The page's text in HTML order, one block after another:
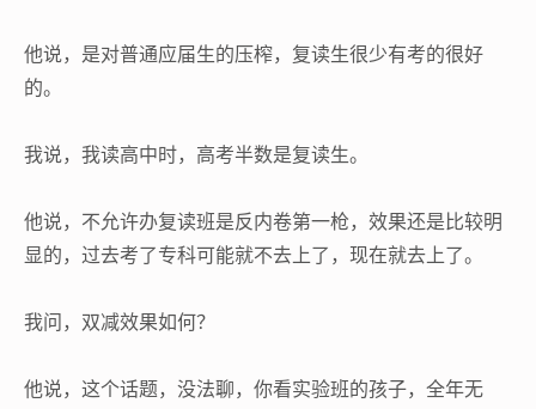
他说，是对普通应届生的压榨，复读生很少有考的很好
的。
我说，我读高中时，高考半数是复读生。
他说，不允许办复读班是反内卷第一枪，效果还是比较明
显的，过去考了专科可能就不去上了，现在就去上了。
我问，双减效果如何？
他说，这个话题，没法聊，你看实验班的孩子，全年无